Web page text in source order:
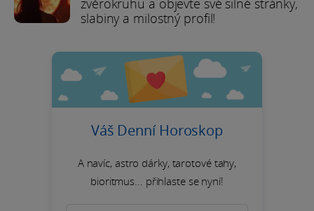
zvěrokruhu a objevte své silné stránky,
slabiny a milostný profil!
Váš Denní Horoskop
A navíc, astro dárky, tarotové tahy,
bioritmus... přihlaste se nyní!